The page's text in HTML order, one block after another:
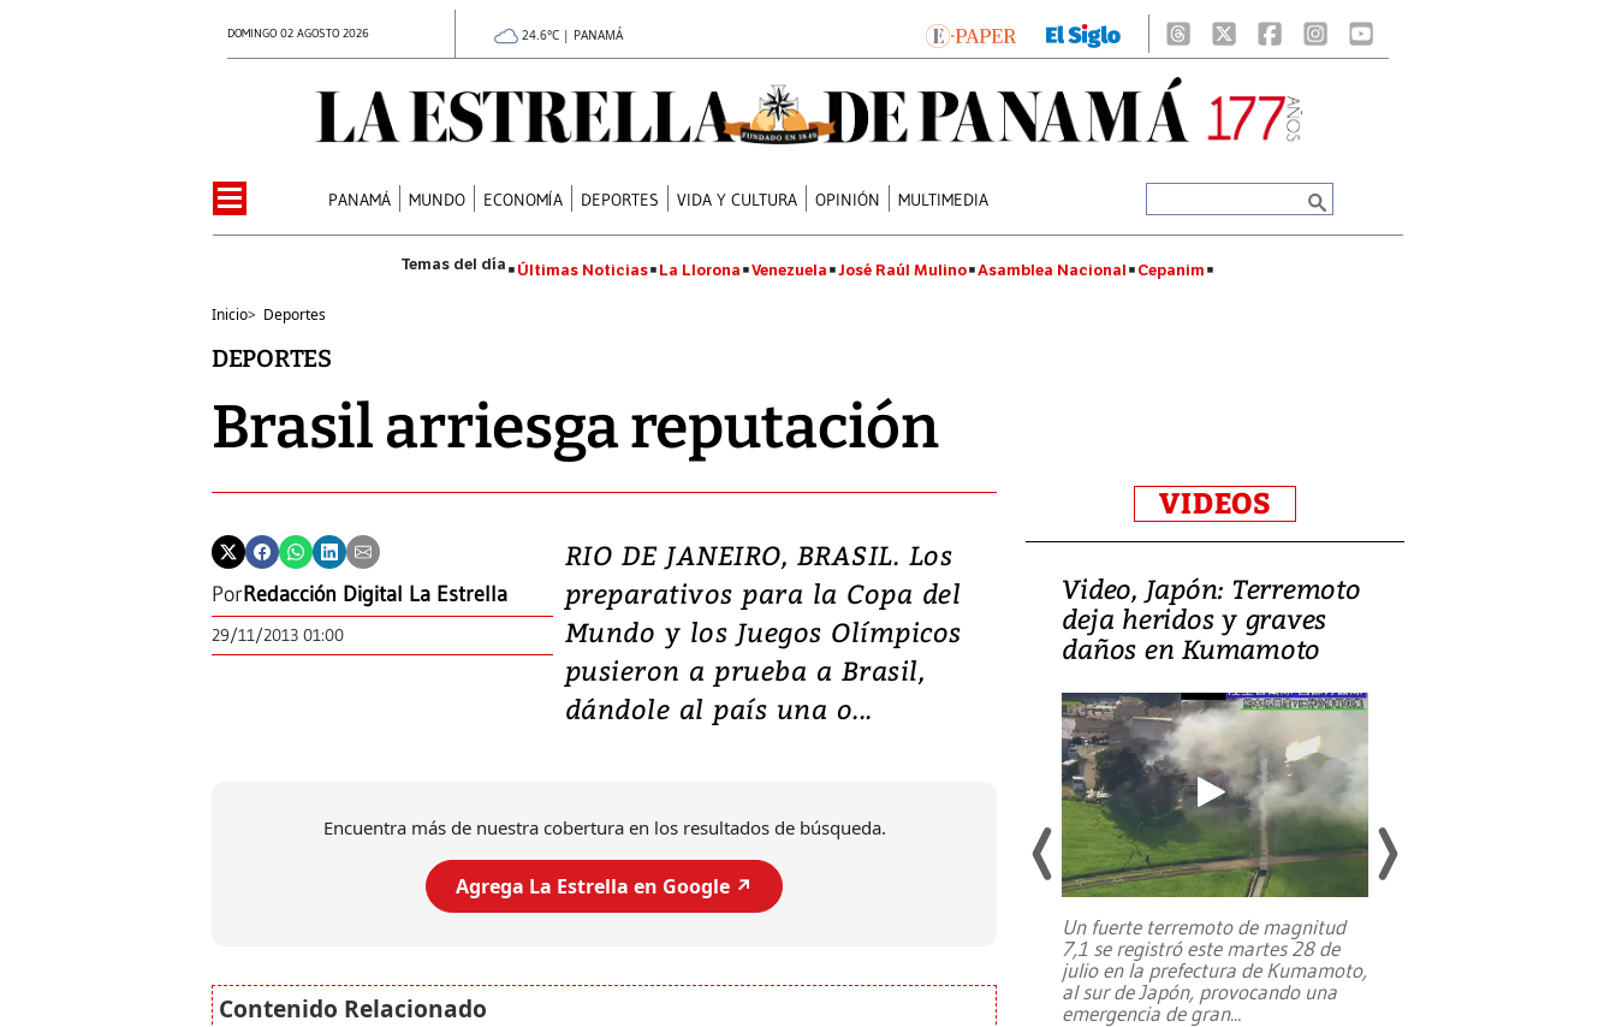
DOMINGO 02 AGOSTO 2026 24.6°C | PANAMÁ
PANAMÁ MUNDO ECONOMÍA DEPORTES VIDA Y CULTURA OPINIÓN MULTIMEDIA
Últimas Noticias La Llorona Venezuela José Raúl Mulino Asamblea Nacional Cepanim
Inicio> Deportes
DEPORTES
Brasil arriesga reputación
PorRedacción Digital La Estrella
29/11/2013 01:00
RIO DE JANEIRO, BRASIL. Los
preparativos para la Copa del
Mundo y los Juegos Olímpicos
pusieron a prueba a Brasil,
dándole al país una o...
Encuentra más de nuestra cobertura en los resultados de búsqueda.
Agrega La Estrella en Google ↗️
VIDEOS
Isidro Carbonell,
director de la Lotería:
‘Vamos a ser más
transparentes, tengan fe
Video, Japón: Terremoto
deja heridos y graves
daños en Kumamoto
Un fuerte terremoto de magnitud
7,1 se registró este martes 28 de
julio en la prefectura de Kumamoto,
al sur de Japón, provocando una
emergencia de gran...